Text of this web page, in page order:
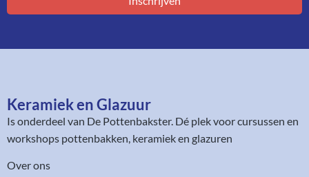
Keramiek en Glazuur​
Is onderdeel van De Pottenbakster. Dé plek voor cursussen en
workshops pottenbakken, keramiek en glazuren
Over ons